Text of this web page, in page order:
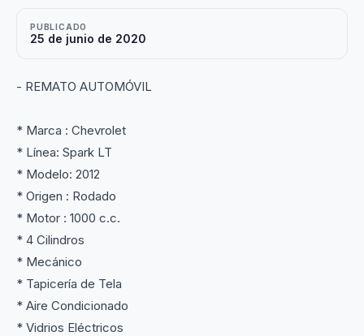
PUBLICADO
25 de junio de 2020
- REMATO AUTOMÓVIL
* Marca : Chevrolet
* Línea: Spark LT
* Modelo: 2012
* Origen : Rodado
* Motor : 1000 c.c.
* 4 Cilindros
* Mecánico
* Tapicería de Tela
* Aire Condicionado
* Vidrios Eléctricos